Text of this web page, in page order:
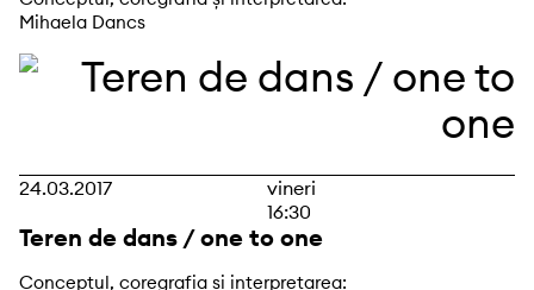
Mihaela Dancs
24.03.2017
vineri
16:30
Teren de dans / one to one
Conceptul, coregrafia și interpretarea: